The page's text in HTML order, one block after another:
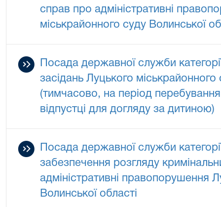
справ про адміністративні
міськрайонного суду Волинської
Посада державної служби
засідань Луцького міськрайонного
(тимчасово, на період
відпустці для догляду за дитиною)
Посада державної служби
забезпечення розгляду
адміністративні правопорушення
Волинської області